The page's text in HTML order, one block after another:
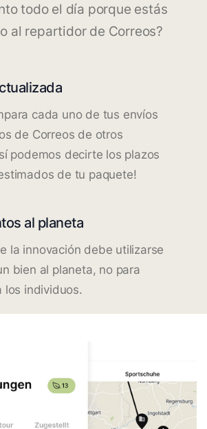
todo el día porque estás
al repartidor de Correos?
cada uno de tus envíos
de Correos de otros
podemos decirte los plazos
de tu paquete!
al planeta
la innovación debe utilizarse
bien al planeta, no para
los individuos.